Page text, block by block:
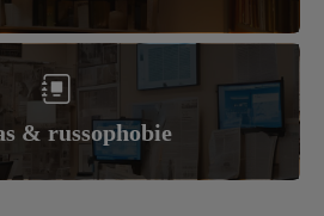
& russophobie